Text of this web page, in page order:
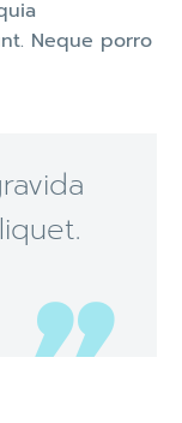
Neque porro